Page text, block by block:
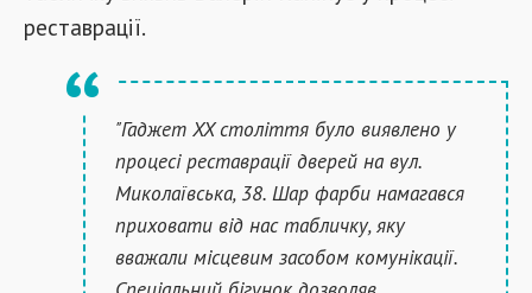
реставрації.
"Гаджет XX століття було виявлено у
процесі реставрації дверей на вул.
Миколаївська, 38. Шар фарби намагався
приховати від нас табличку, яку
вважали місцевим засобом комунікації.